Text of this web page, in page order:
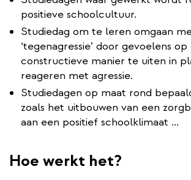
positieve schoolcultuur.
Studiedag om te leren omgaan
‘tegenagressie’ door gevoelens op
constructieve manier te uiten in
reageren met agressie.
Studiedagen op maat rond
zoals het uitbouwen van een
aan een positief schoolklimaat ...
Hoe werkt het?